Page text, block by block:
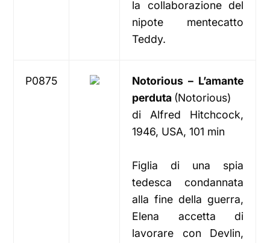
la collaborazione del
nipote mentecatto
Teddy.
P0875
Notorious – L’amante
perduta (Notorious)
di Alfred Hitchcock,
1946, USA, 101 min
Figlia di una spia
tedesca condannata
alla fine della guerra,
Elena accetta di
lavorare con Devlin,